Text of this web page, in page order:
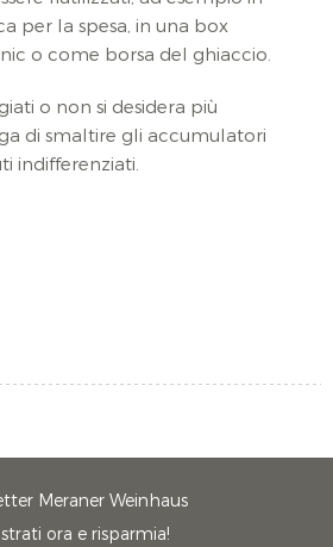
per la spesa, in una box
o come borsa del ghiaccio.
o non si desidera più
di smaltire gli accumulatori
indifferenziati.
Meraner Weinhaus
ora e risparmia!